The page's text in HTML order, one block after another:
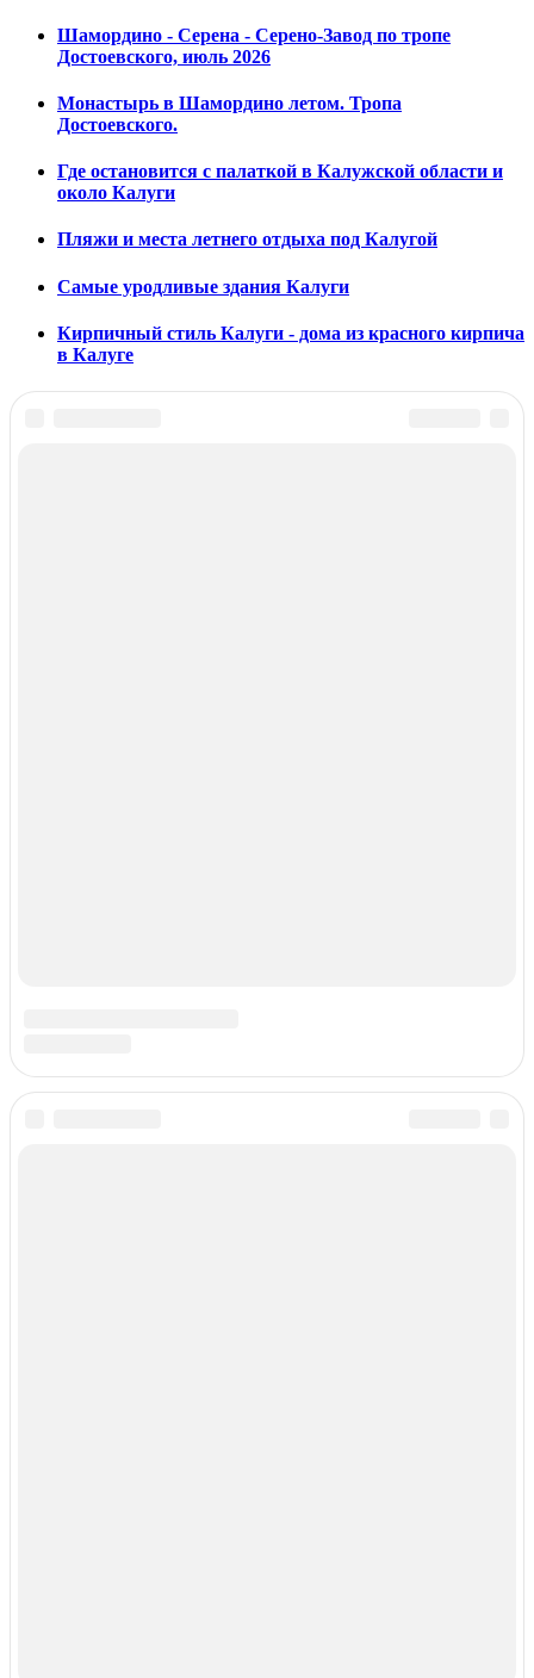
Шамордино - Серена - Серено-Завод по тропе
Достоевского, июль 2026
Монастырь в Шамордино летом. Тропа
Достоевского.
Где остановится с палаткой в Калужской области и
около Калуги
Пляжи и места летнего отдыха под Калугой
Самые уродливые здания Калуги
Кирпичный стиль Калуги - дома из красного кирпича
в Калуге